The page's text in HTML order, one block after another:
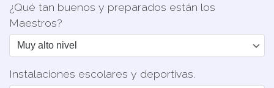
¿Qué tan buenos y preparados están los
Maestros?
Instalaciones escolares y deportivas.